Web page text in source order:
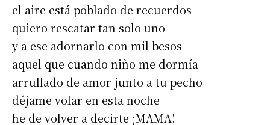
Suscribirme gratis
Dirección de correo electrónico*
el aire está poblado de recuerdos
quiero rescatar tan solo uno
y a ese adornarlo con mil besos
aquel que cuando niño me dormía
arrullado de amor junto a tu pecho
déjame volar en esta noche
he de volver a decirte ¡MAMA!